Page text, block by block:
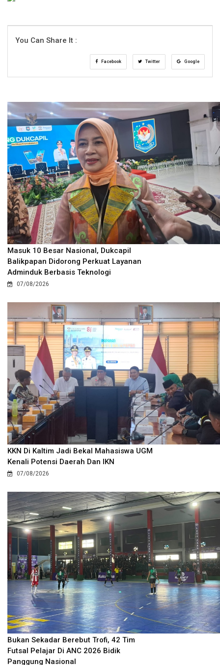
You Can Share It :
Facebook Twitter Google
Masuk 10 Besar Nasional, Dukcapil
Balikpapan Didorong Perkuat Layanan
Adminduk Berbasis Teknologi
07/08/2026
KKN Di Kaltim Jadi Bekal Mahasiswa UGM
Kenali Potensi Daerah Dan IKN
07/08/2026
Bukan Sekadar Berebut Trofi, 42 Tim
Futsal Pelajar Di ANC 2026 Bidik
Panggung Nasional